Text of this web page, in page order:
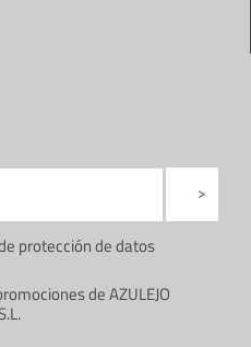
protección de datos
de AZULEJO